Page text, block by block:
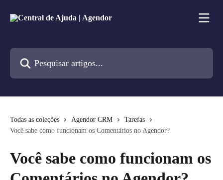
Todas as coleções Agendor CRM
Tarefas
Você sabe como funcionam os Comentários no Agendor?
Você sabe como funcionam os